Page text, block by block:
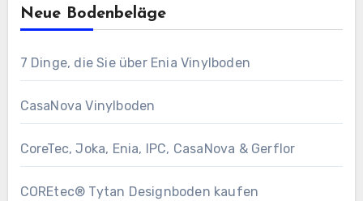
Neue Bodenbeläge
7 Dinge, die Sie über Enia Vinylboden
CasaNova Vinylboden
CoreTec, Joka, Enia, IPC, CasaNova & Gerflor
COREtec® Tytan Designboden kaufen